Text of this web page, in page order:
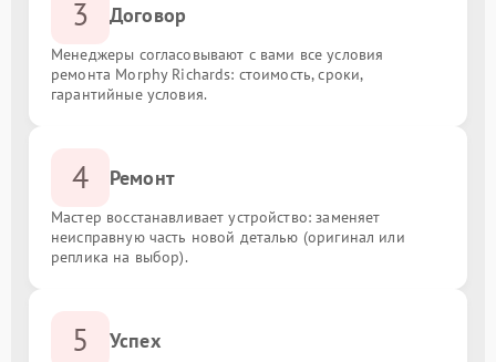
3 Договор
Менеджеры согласовывают с вами все условия
ремонта Morphy Richards: стоимость, сроки,
гарантийные условия.
4 Ремонт
Мастер восстанавливает устройство: заменяет
неисправную часть новой деталью (оригинал или
реплика на выбор).
5 Успех